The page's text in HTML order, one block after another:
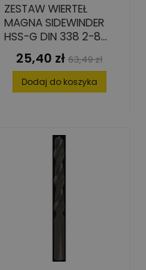
ZESTAW WIERTEŁ
MAGNA SIDEWINDER
HSS-G DIN 338 2-8
MM 6 SZT.
Cena
25,40 zł Cena
podstawowa
63,49 zł
Dodaj do koszyka